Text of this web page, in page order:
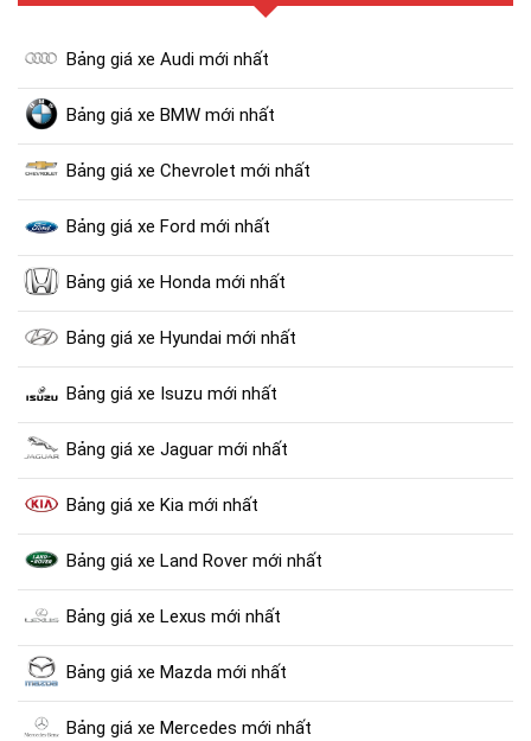
Bảng giá xe Audi mới nhất
Bảng giá xe BMW mới nhất
Bảng giá xe Chevrolet mới nhất
Bảng giá xe Ford mới nhất
Bảng giá xe Honda mới nhất
Bảng giá xe Hyundai mới nhất
Bảng giá xe Isuzu mới nhất
Bảng giá xe Jaguar mới nhất
Bảng giá xe Kia mới nhất
Bảng giá xe Land Rover mới nhất
Bảng giá xe Lexus mới nhất
Bảng giá xe Mazda mới nhất
Bảng giá xe Mercedes mới nhất